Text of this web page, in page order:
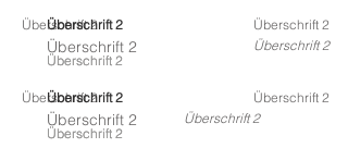
Überschrift 2
Überschrift 2
Überschrift 2
Überschrift 2
Überschrift 2
Überschrift 2
Überschrift 2
Überschrift 2
Überschrift 2
Überschrift 2
Überschrift 2
Überschrift 2
Überschrift 2
Überschrift 2